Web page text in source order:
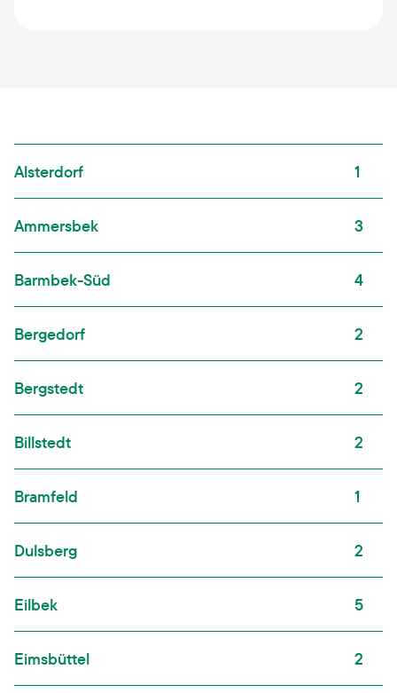
Alsterdorf 1
Ammersbek 3
Barmbek-Süd 4
Bergedorf 2
Bergstedt 2
Billstedt 2
Bramfeld 1
Dulsberg 2
Eilbek 5
Eimsbüttel 2